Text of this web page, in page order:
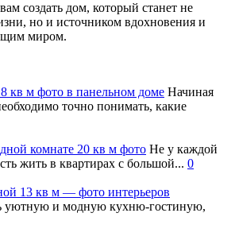
создать дом, который станет не
но и источником вдохновения и
миром.
кв м фото в панельном доме Начиная
точно понимать, какие
комнате 20 кв м фото Не у каждой
жить в квартирах с большой... 0
13 кв м — фото интерьеров
уютную и модную кухню-гостиную,